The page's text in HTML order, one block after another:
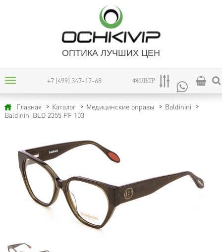
ОПТИКА ЛУЧШИХ ЦЕН
+7 (499) 347-17-68 ФИЛЬТР
Главная Каталог Медицинские оправы
Baldinini
Baldinini BLD 2355 PF 103